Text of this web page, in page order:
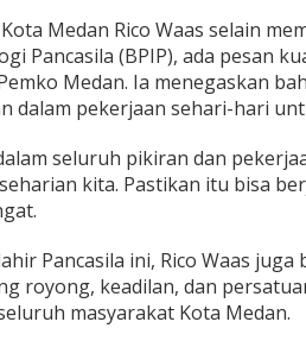
Medan Rico Waas selain
Pancasila (BPIP), ada pesan
Medan. Ia menegaskan
dalam pekerjaan sehari-hari
seluruh pikiran dan
kita. Pastikan itu bisa
Pancasila ini, Rico Waas
royong, keadilan, dan
masyarakat Kota Medan.